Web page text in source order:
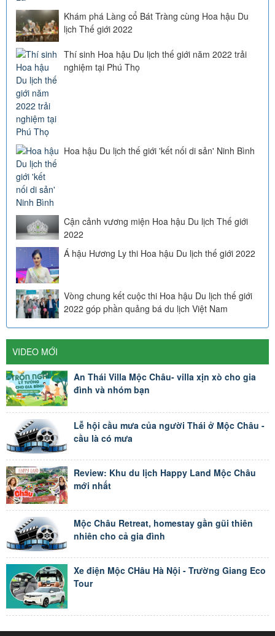
Khám phá Làng cổ Bát Tràng cùng Hoa hậu Du
lịch Thế giới 2022
Thí sinh Hoa hậu Du lịch thế giới năm 2022 trải
nghiệm tại Phú Thọ
Hoa hậu Du lịch thế giới 'kết nối di sản' Ninh Bình
Cận cảnh vương miện Hoa hậu Du lịch Thế giới
2022
Á hậu Hương Ly thi Hoa hậu Du lịch thế giới 2022
Vòng chung kết cuộc thi Hoa hậu Du lịch thế giới
2022 góp phần quảng bá du lịch Việt Nam
VIDEO MỚI
An Thái Villa Mộc Châu- villa xịn xò cho gia
đình và nhóm bạn
Lễ hội cầu mưa của người Thái ở Mộc Châu -
cầu là có mưa
Review: Khu du lịch Happy Land Mộc Châu
mới nhất
Mộc Châu Retreat, homestay gần gũi thiên
nhiên cho cả gia đình
Xe điện Mộc CHâu Hà Nội - Trường Giang Eco
Tour